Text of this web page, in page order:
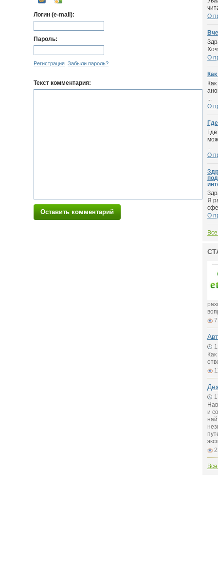
Логин (e-mail):
Пароль:
Регистрация Забыли пароль?
Текст комментария:
Оставить комментарий
О
О
...
О
...
О
Я
О
и